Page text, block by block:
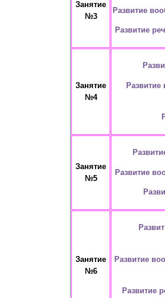
Занятие
№3
Развитие
Развитие
Занятие
№4
Развитие
Занятие
№5
Развитие
Занятие
№6
Развитие
Развитие